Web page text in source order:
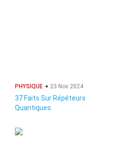
PHYSIQUE 23 Nov 2024
37 Faits Sur Répéteurs
Quantiques